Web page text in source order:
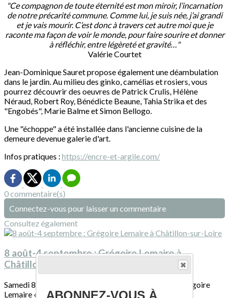
"Ce compagnon de toute éternité est mon miroir, l’incarnation
de notre précarité commune. Comme lui, je suis née, j’ai grandi
et je vais mourir. C’est donc à travers cet autre moi que je
raconte ma façon de voir le monde, pour faire sourire et donner
à réfléchir, entre légèreté et gravité…"
Valérie Courtet
Jean-Dominique Sauret propose également une déambulation
dans le jardin. Au milieu des ginko, camélias et rosiers, vous
pourrez découvrir des oeuvres de Patrick Crulis, Hélène
Néraud, Robert Roy, Bénédicte Beaune, Tahia Strika et des
"Engobés", Marie Balme et Simon Bellogo.
Une "échoppe" a été installée dans l'ancienne cuisine de la
demeure devenue galerie d'art.
Infos pratiques : https://encre-et-argile.com/
0 commentaire(s)
Connectez-vous pour laisser un commentaire
Consultez également
8 août-4 septembre : Grégoire Lemaire à
Châtillon-sur-Loire
Samedi 8 août s’ouvrira la prochaine exposition de Grégoire
Lemaire « Entre Terre et Lumière" à...
ABONNEZ-VOUS À